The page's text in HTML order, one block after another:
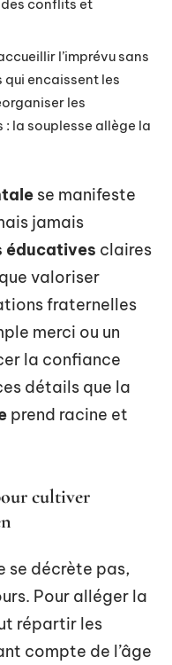
conflits et
l’imprévu sans
encaissent les
les
la souplesse allège la
se manifeste
jamais
éducatives claires
valoriser
fraternelles
merci ou un
la confiance
détails que la
prend racine et
cultiver
se décrète pas,
Pour alléger la
répartir les
compte de l’âge